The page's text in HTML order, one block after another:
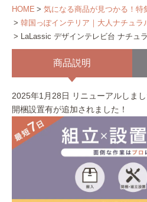
HOME
気になる商品が見つかる！特
韓国っぽインテリア｜大人ナチュラ
LaLassic デザインテレビ台 ナチュ
商品説明
2025年1月28日 リニューアルしま
開梱設置有が追加されました！